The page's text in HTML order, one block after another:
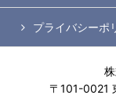
プライバシーポ
〒101-0021